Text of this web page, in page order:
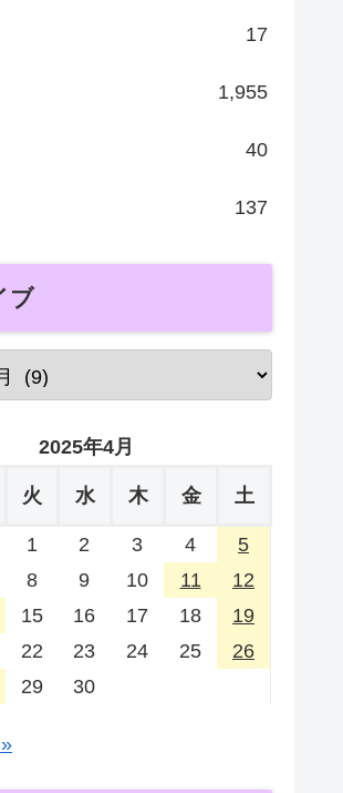
17
1,955
40
137
ブ
2025年4月
火 水 木 金 土
1 2 3 4
5
8 9 10 11
12
15 16 17 18
19
22 23 24 25
26
29 30